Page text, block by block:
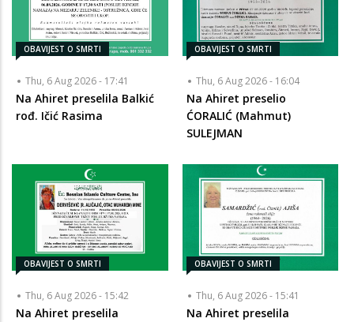
OBAVIJEST O SMRTI
Thu, 6 Aug 2026 - 17:41
Na Ahiret preselila Balkić
rođ. Ičić Rasima
OBAVIJEST O SMRTI
Thu, 6 Aug 2026 - 16:04
Na Ahiret preselio
ĆORALIĆ (Mahmut)
SULEJMAN
OBAVIJEST O SMRTI
Thu, 6 Aug 2026 - 15:42
Na Ahiret preselila
OBAVIJEST O SMRTI
Thu, 6 Aug 2026 - 15:41
Na Ahiret preselila